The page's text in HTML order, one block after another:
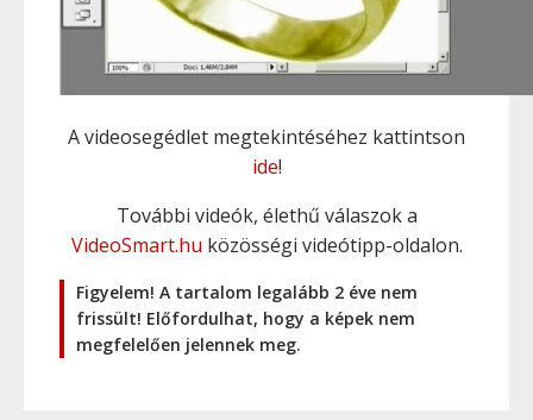
A videosegédlet megtekintéséhez kattintson
ide!
További videók, élethű válaszok a
VideoSmart.hu közösségi videótipp-oldalon.
Figyelem! A tartalom legalább 2 éve nem
frissült! Előfordulhat, hogy a képek nem
megfelelően jelennek meg.